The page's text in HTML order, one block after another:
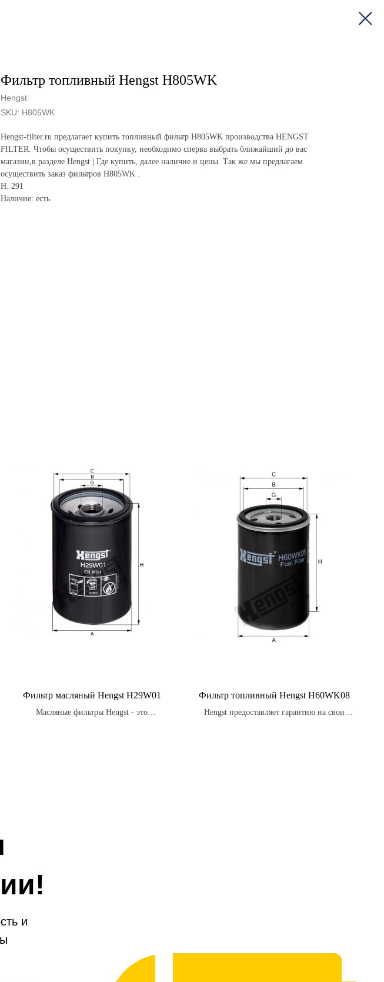
Фильтр топливный Hengst H805WK
Hengst
SKU: H805WK
Hengst-filter.ru предлагает купить топливный фильтр H805WK производства HENGST
FILTER. Чтобы осуществить покупку, необходимо сперва выбрать ближайший до вас
магазин,в разделе Hengst | Где купить, далее наличие и цены. Так же мы предлагаем
осуществить заказ фильтров H805WK .
H: 291
Наличие: есть
Фильтр масляный Hengst H29W01
Масляные фильтры Hengst - это
Фильтр топливный Hengst H60WK08
Hengst предоставляет гарантию на свои
и